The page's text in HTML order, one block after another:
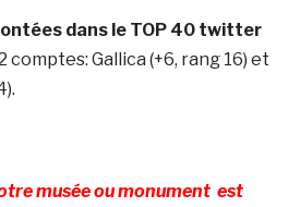
dans le TOP 40 twitter
Gallica (+6, rang 16) et
musée ou monument est